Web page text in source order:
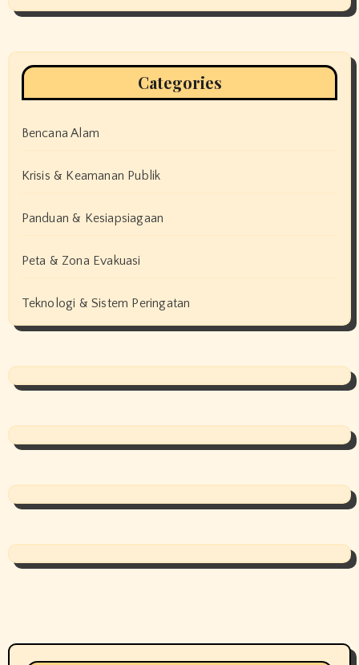
Categories
Bencana Alam
Krisis & Keamanan Publik
Panduan & Kesiapsiagaan
Peta & Zona Evakuasi
Teknologi & Sistem Peringatan